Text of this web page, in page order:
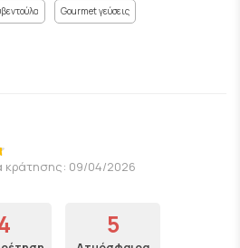
Gourmet γεύσεις
κράτησης: 09/04/2026
5